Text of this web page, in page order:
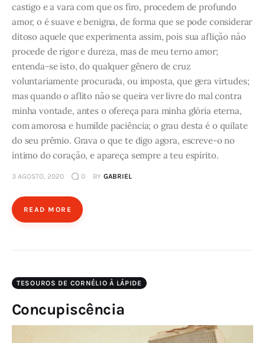
castigo e a vara com que os firo, procedem de profundo
amor, o é suave e benigna, de forma que se pode considerar
ditoso aquele que experimenta assim, pois sua aflição não
procede de rigor e dureza, mas de meu terno amor;
entenda-se isto, do qualquer gênero de cruz
voluntariamente procurada, ou imposta, que gera virtudes;
mas quando o aflito não se queira ver livre do mal contra
minha vontade, antes o ofereça para minha glória eterna,
com amorosa e humilde paciência; o grau desta é o quilate
do seu prêmio. Grava o que te digo agora, escreve-o no
íntimo do coração, e apareça sempre a teu espírito.
3 AGOSTO, 2020 0 BY GABRIEL
READ MORE
TESOUROS DE CORNÉLIO À LÁPIDE
Concupiscência